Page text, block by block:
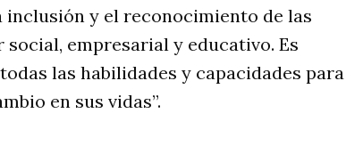
y el reconocimiento de las
empresarial y educativo. Es
las habilidades y capacidades para
en sus vidas”.